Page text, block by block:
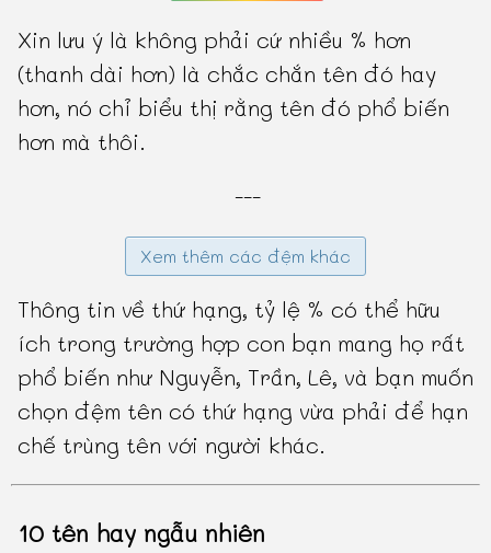
Xin lưu ý là không phải cứ nhiều % hơn
(thanh dài hơn) là chắc chắn tên đó hay
hơn, nó chỉ biểu thị rằng tên đó phổ biến
hơn mà thôi.
---
Xem thêm các đệm khác
Thông tin về thứ hạng, tỷ lệ % có thể hữu
ích trong trường hợp con bạn mang họ rất
phổ biến như Nguyễn, Trần, Lê, và bạn muốn
chọn đệm tên có thứ hạng vừa phải để hạn
chế trùng tên với người khác.
10 tên hay ngẫu nhiên